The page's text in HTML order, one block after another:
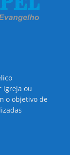
igreja ou
o objetivo de